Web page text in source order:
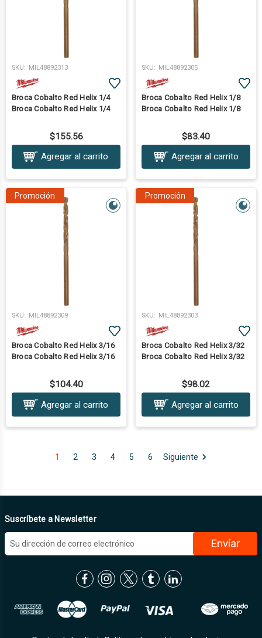
SKU: MIL48892313
Broca Cobalto Red Helix 1/4
Broca Cobalto Red Helix 1/4
$155.56
Agregar al carrito
SKU: MIL48892305
Broca Cobalto Red Helix 1/8
Broca Cobalto Red Helix 1/8
$83.40
Agregar al carrito
Promoción
SKU: MIL48892309
Broca Cobalto Red Helix 3/16
Broca Cobalto Red Helix 3/16
$104.40
Agregar al carrito
Promoción
SKU: MIL48892303
Broca Cobalto Red Helix 3/32
Broca Cobalto Red Helix 3/32
$98.02
Agregar al carrito
1 2 3 4 5 6 Siguiente
Suscríbete a Newsletter